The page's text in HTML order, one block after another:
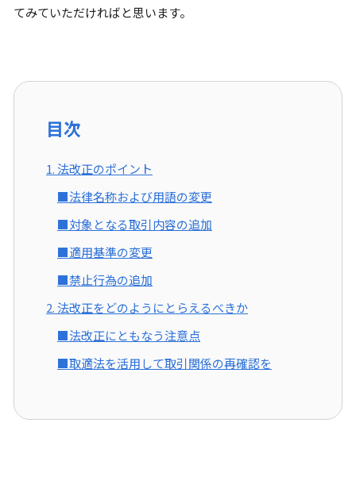
てみていただければと思います。
目次
1. 法改正のポイント
■法律名称および用語の変更
■対象となる取引内容の追加
■適用基準の変更
■禁止行為の追加
2. 法改正をどのようにとらえるべきか
■法改正にともなう注意点
■取適法を活用して取引関係の再確認を